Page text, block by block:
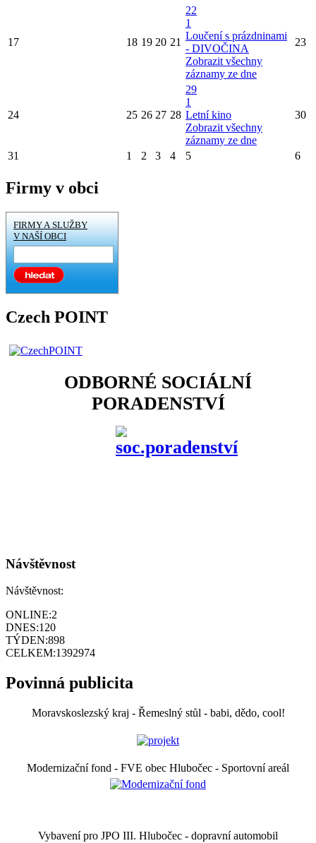
17 18 19 20 21
22
1
Loučení s prázdninami
- DIVOČINA
Zobrazit všechny
záznamy ze dne
23
24 25 26 27 28
29
1
Letní kino
Zobrazit všechny
záznamy ze dne
30
31 1 2 3 4 5 6
Firmy v obci
FIRMY A SLUŽBY
V NAŠÍ OBCI
Czech POINT
ODBORNÉ SOCIÁLNÍ
PORADENSTVÍ
Návštěvnost
Návštěvnost:
ONLINE:2
DNES:120
TÝDEN:898
CELKEM:1392974
Povinná publicita
Moravskoslezský kraj - Řemeslný stůl - babi, dědo, cool!
Modernizační fond - FVE obec Hlubočec - Sportovní areál
Vybavení pro JPO III. Hlubočec - dopravní automobil